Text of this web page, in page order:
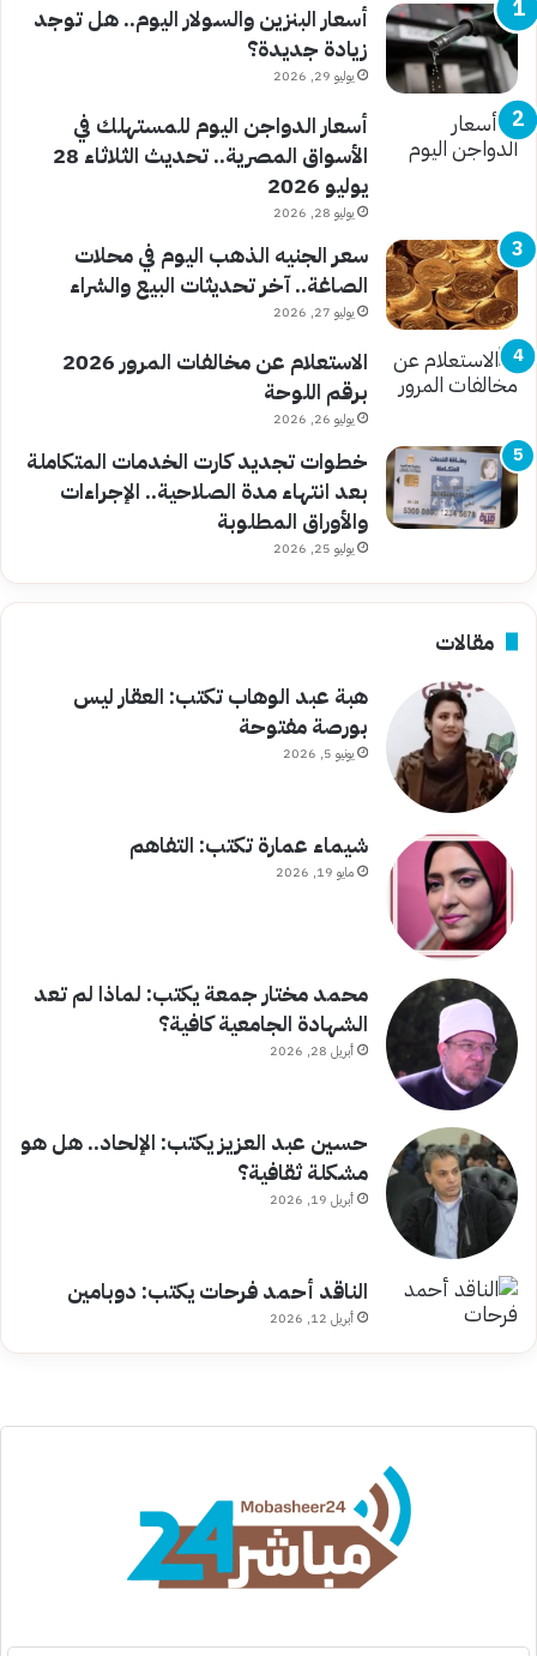
أسعار البنزين والسولار اليوم.. هل توجد
زيادة جديدة؟
يوليو 29, 2026
أسعار الدواجن اليوم للمستهلك في
الأسواق المصرية.. تحديث الثلاثاء 28
يوليو 2026
يوليو 28, 2026
سعر الجنيه الذهب اليوم في محلات
الصاغة.. آخر تحديثات البيع والشراء
يوليو 27, 2026
الاستعلام عن مخالفات المرور 2026
برقم اللوحة
يوليو 26, 2026
خطوات تجديد كارت الخدمات المتكاملة
بعد انتهاء مدة الصلاحية.. الإجراءات
والأوراق المطلوبة
يوليو 25, 2026
مقالات
هبة عبد الوهاب تكتب: العقار ليس
بورصة مفتوحة
يونيو 5, 2026
شيماء عمارة تكتب: التفاهم
مايو 19, 2026
محمد مختار جمعة يكتب: لماذا لم تعد
الشهادة الجامعية كافية؟
أبريل 28, 2026
حسين عبد العزيز يكتب: الإلحاد.. هل هو
مشكلة ثقافية؟
أبريل 19, 2026
الناقد أحمد فرحات يكتب: دوبامين
أبريل 12, 2026